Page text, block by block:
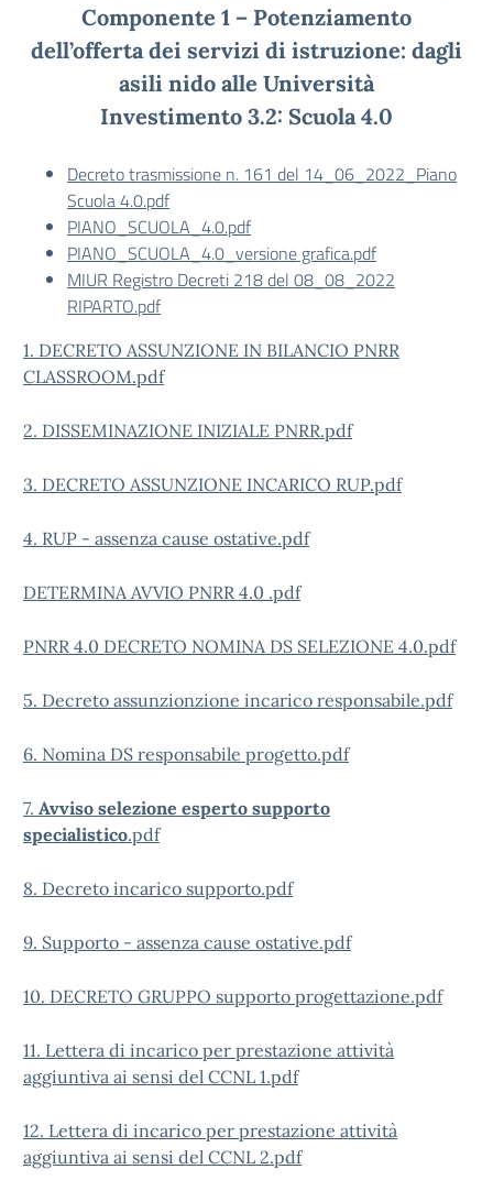
Componente 1 – Potenziamento
dell’offerta dei servizi di istruzione: dagli
asili nido alle Università
Investimento 3.2: Scuola 4.0
Decreto trasmissione n. 161 del 14_06_2022_Piano
Scuola 4.0.pdf
PIANO_SCUOLA_4.0.pdf
PIANO_SCUOLA_4.0_versione grafica.pdf
MIUR Registro Decreti 218 del 08_08_2022
RIPARTO.pdf
1. DECRETO ASSUNZIONE IN BILANCIO PNRR
CLASSROOM.pdf
2. DISSEMINAZIONE INIZIALE PNRR.pdf
3. DECRETO ASSUNZIONE INCARICO RUP.pdf
4. RUP - assenza cause ostative.pdf
DETERMINA AVVIO PNRR 4.0 .pdf
PNRR 4.0 DECRETO NOMINA DS SELEZIONE 4.0.pdf
5. Decreto assunzionzione incarico responsabile.pdf
6. Nomina DS responsabile progetto.pdf
7. Avviso selezione esperto supporto
specialistico.pdf
8. Decreto incarico supporto.pdf
9. Supporto - assenza cause ostative.pdf
10. DECRETO GRUPPO supporto progettazione.pdf
11. Lettera di incarico per prestazione attività
aggiuntiva ai sensi del CCNL 1.pdf
12. Lettera di incarico per prestazione attività
aggiuntiva ai sensi del CCNL 2.pdf